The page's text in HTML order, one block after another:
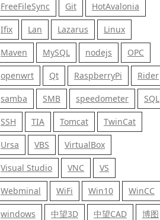
FreeFileSync Git HotAvalonia
Ifix Lan Lazarus Linux
Maven MySQL nodejs OPC
openwrt Qt RaspberryPi Rider
samba SMB speedometer SQL
SSH TIA Tomcat TwinCat
Ursa VBS VirtualBox
Visual Studio VNC VS
Webminal WiFi Win10 WinCC
windows 中望3D 中望CAD 博图